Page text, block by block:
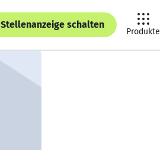
Stellenanzeige schalten
Produkte